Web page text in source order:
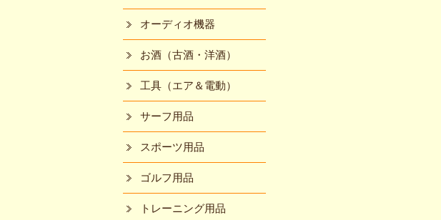
オーディオ機器
お酒（古酒・洋酒）
工具（エア＆電動）
サーフ用品
スポーツ用品
ゴルフ用品
トレーニング用品